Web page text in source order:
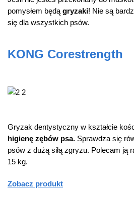
pomysłem będągryzaki! Nie są
się dla wszystkich psów.
KONG Corestrength
Gryzak dentystyczny w kształcie
higienę zębów psa. Sprawdza się
psów z dużą siłą zgryzu. Polecam ją
15 kg.
Zobacz produkt